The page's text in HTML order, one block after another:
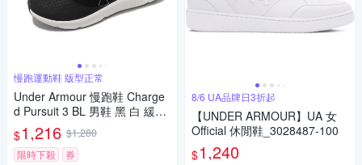
慢跑運動鞋 版型正常
Under Armour 慢跑鞋 Charge
d Pursuit 3 BL 男鞋 黑 白 緩震
運動鞋 UA 3026523001
$1,216 $1,280
限時下殺
券
8/6 UA品牌日3折起
【UNDER ARMOUR】UA 女
Official 休閒鞋_3028487-100
$1,240